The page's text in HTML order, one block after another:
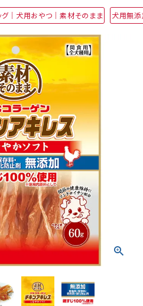
ット サーク
替え・
タワー キャリ
リー
夜のお散歩
まとめ買いで
プ利用規約
グ｜犬用おやつ｜素材そのまま 犬用無